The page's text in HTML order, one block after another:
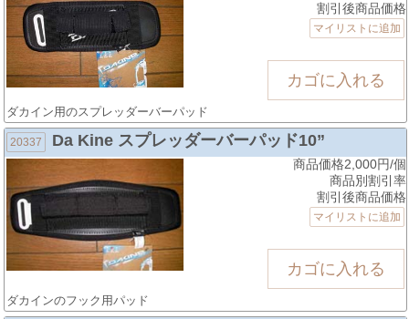
割引後商品価格
マイリストに追加
ダカイン用のスプレッダーバーパッド
20337 Da Kine スプレッダーバーパッド10”
商品価格2,000円/個
商品別割引率
割引後商品価格
マイリストに追加
ダカインのフック用パッド